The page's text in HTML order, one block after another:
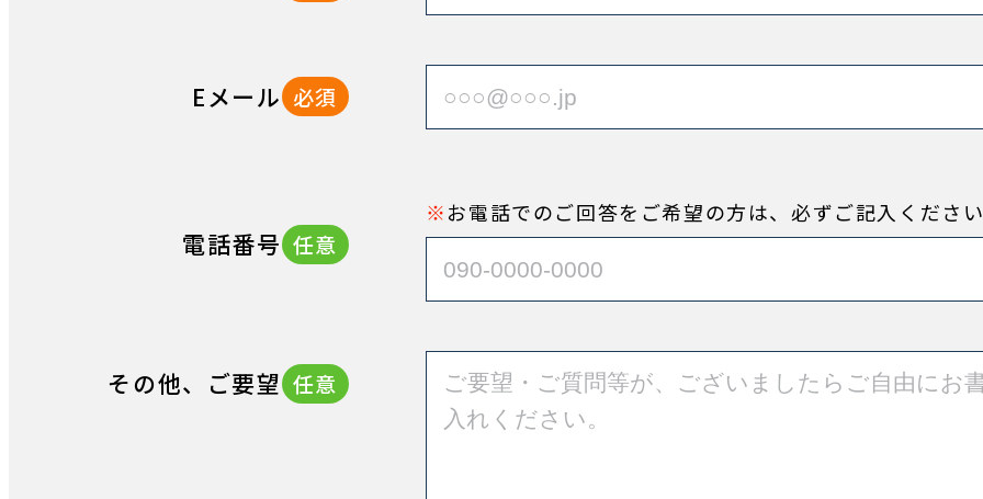
Eメール 必須
電話番号 任意
お電話でのご回答をご希望の方は、必ずご記入くださ
その他、ご要望 任意